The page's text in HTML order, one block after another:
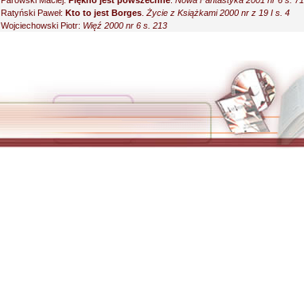
Ratyński Paweł: Kto to jest Borges Życie z Książkami 2000 nr z 19 I s. 4
Wojciechowski Piotr: Więź 2000 nr 6 s. 213